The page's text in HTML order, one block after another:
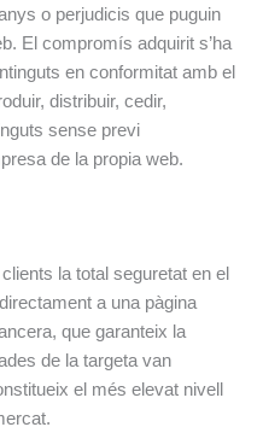
o perjudicis que puguin
El compromís adquirit s’ha
en conformitat amb el
distribuir, cedir,
sense previ
de la propia web.
la total seguretat en el
a una pàgina
que garanteix la
de la targeta van
el més elevat nivell